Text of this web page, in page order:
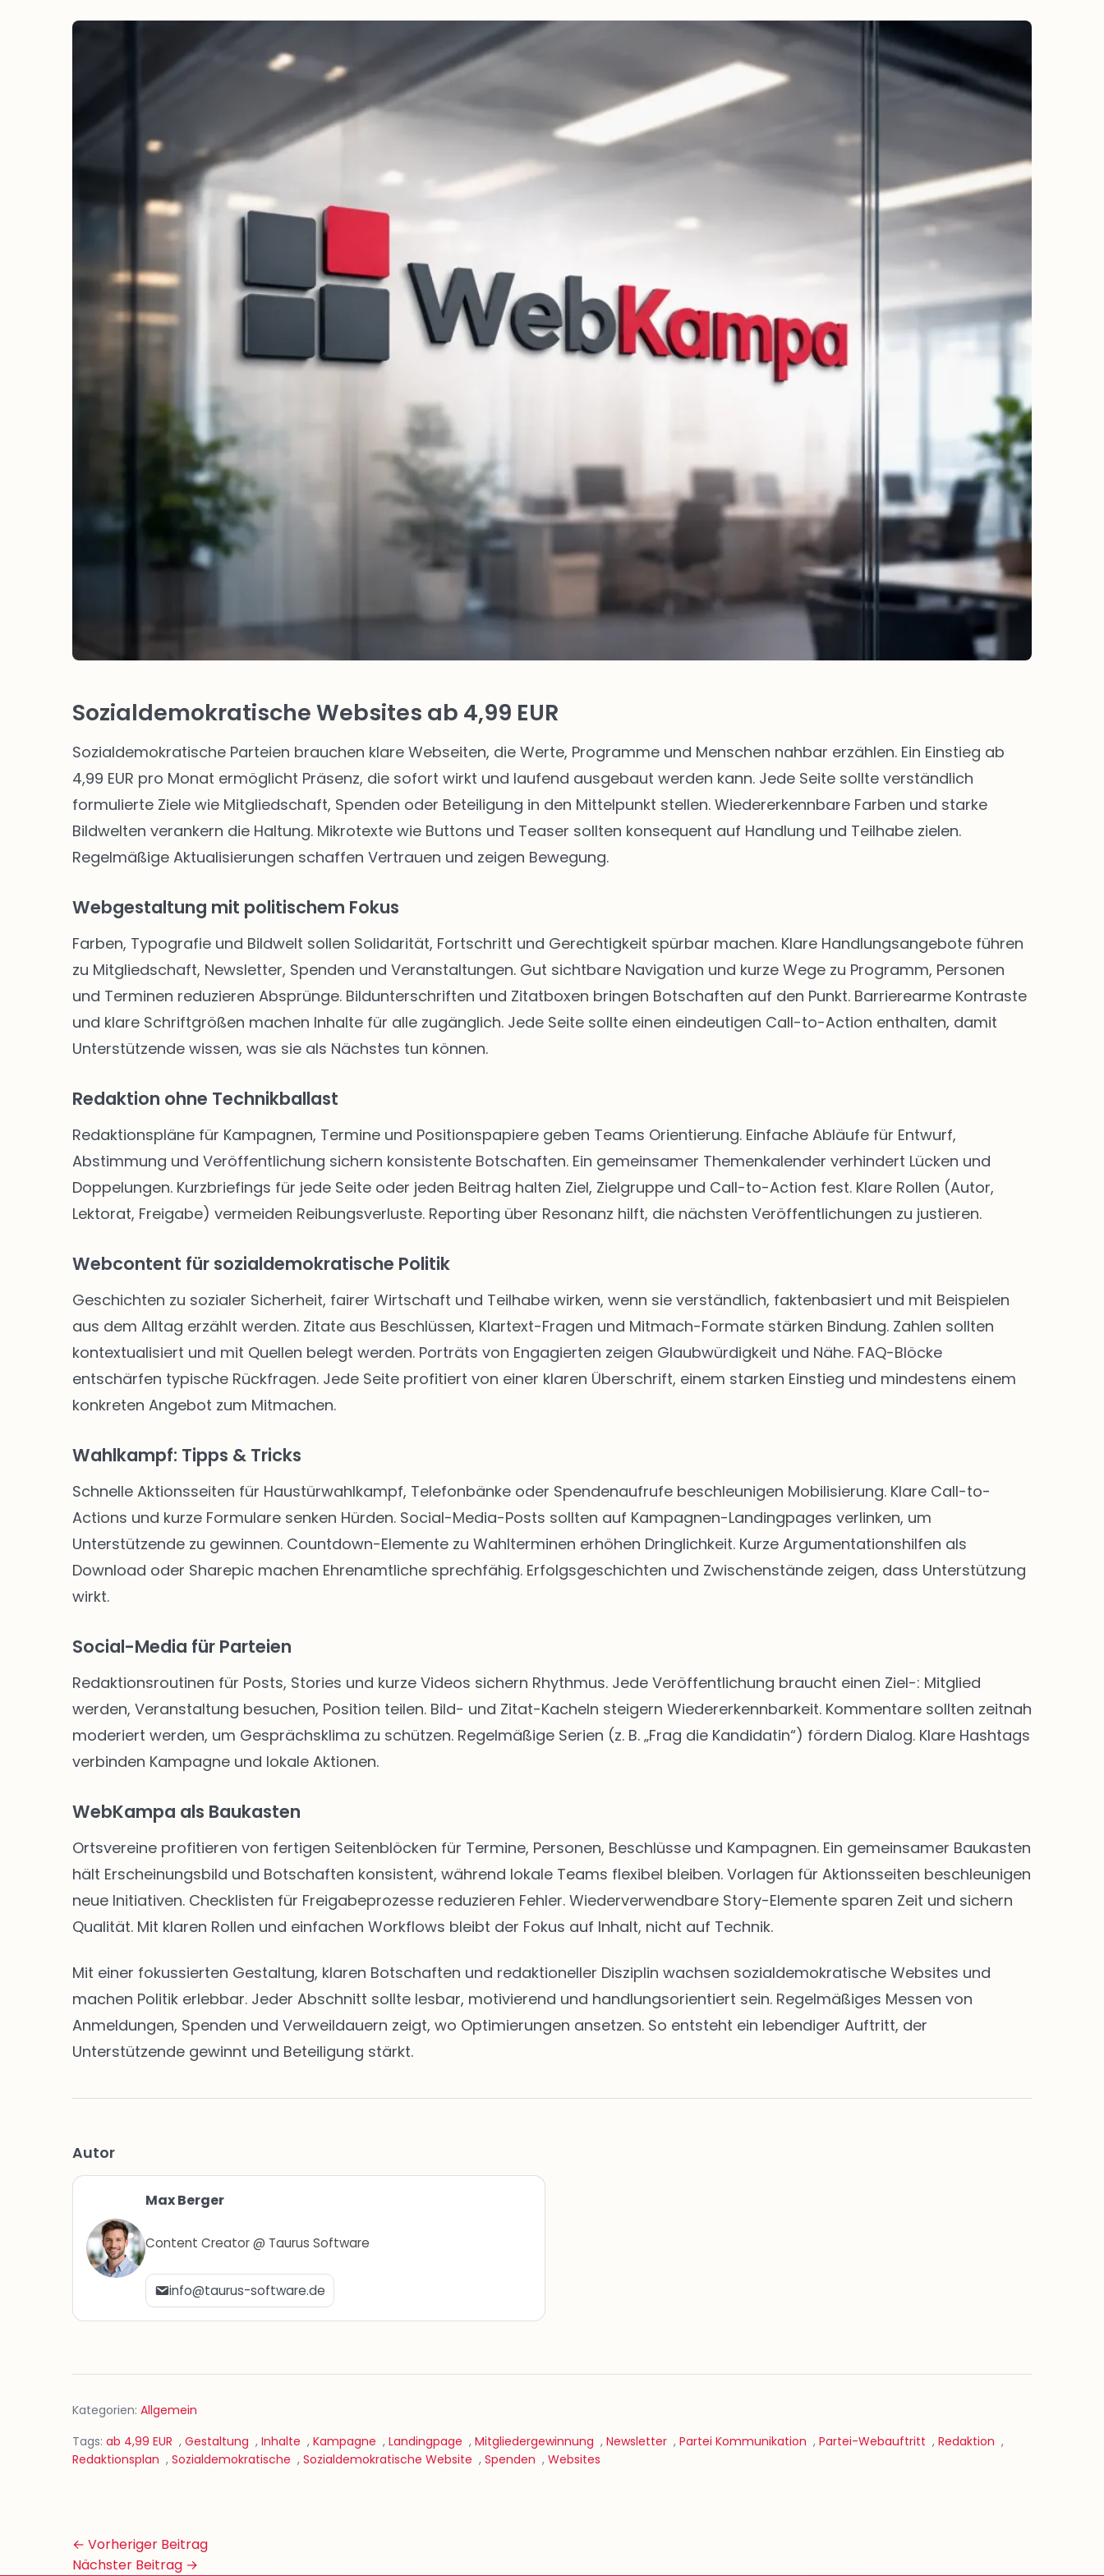
Wahlkampf auf Facebook
Reichweite & Community über
alle Altersgruppen
Sozialdemokratische Websites ab 4,99 EUR
Sozialdemokratische Parteien brauchen klare Webseiten, die Werte, Programme und Menschen nahbar erzählen. Ein Einstieg ab
4,99 EUR pro Monat ermöglicht Präsenz, die sofort wirkt und laufend ausgebaut werden kann. Jede Seite sollte verständlich
formulierte Ziele wie Mitgliedschaft, Spenden oder Beteiligung in den Mittelpunkt stellen. Wiedererkennbare Farben und starke
Bildwelten verankern die Haltung. Mikrotexte wie Buttons und Teaser sollten konsequent auf Handlung und Teilhabe zielen.
Regelmäßige Aktualisierungen schaffen Vertrauen und zeigen Bewegung.
Webgestaltung mit politischem Fokus
Farben, Typografie und Bildwelt sollen Solidarität, Fortschritt und Gerechtigkeit spürbar machen. Klare Handlungsangebote führen
zu Mitgliedschaft, Newsletter, Spenden und Veranstaltungen. Gut sichtbare Navigation und kurze Wege zu Programm, Personen
und Terminen reduzieren Absprünge. Bildunterschriften und Zitatboxen bringen Botschaften auf den Punkt. Barrierearme Kontraste
und klare Schriftgrößen machen Inhalte für alle zugänglich. Jede Seite sollte einen eindeutigen Call-to-Action enthalten, damit
Unterstützende wissen, was sie als Nächstes tun können.
Redaktion ohne Technikballast
Redaktionspläne für Kampagnen, Termine und Positionspapiere geben Teams Orientierung. Einfache Abläufe für Entwurf,
Abstimmung und Veröffentlichung sichern konsistente Botschaften. Ein gemeinsamer Themenkalender verhindert Lücken und
Doppelungen. Kurzbriefings für jede Seite oder jeden Beitrag halten Ziel, Zielgruppe und Call-to-Action fest. Klare Rollen (Autor,
Lektorat, Freigabe) vermeiden Reibungsverluste. Reporting über Resonanz hilft, die nächsten Veröffentlichungen zu justieren.
Webcontent für sozialdemokratische Politik
Geschichten zu sozialer Sicherheit, fairer Wirtschaft und Teilhabe wirken, wenn sie verständlich, faktenbasiert und mit Beispielen
aus dem Alltag erzählt werden. Zitate aus Beschlüssen, Klartext-Fragen und Mitmach-Formate stärken Bindung. Zahlen sollten
kontextualisiert und mit Quellen belegt werden. Porträts von Engagierten zeigen Glaubwürdigkeit und Nähe. FAQ-Blöcke
entschärfen typische Rückfragen. Jede Seite profitiert von einer klaren Überschrift, einem starken Einstieg und mindestens einem
konkreten Angebot zum Mitmachen.
Wahlkampf: Tipps & Tricks
Schnelle Aktionsseiten für Haustürwahlkampf, Telefonbänke oder Spendenaufrufe beschleunigen Mobilisierung. Klare Call-to-
Actions und kurze Formulare senken Hürden. Social-Media-Posts sollten auf Kampagnen-Landingpages verlinken, um
Unterstützende zu gewinnen. Countdown-Elemente zu Wahlterminen erhöhen Dringlichkeit. Kurze Argumentationshilfen als
Download oder Sharepic machen Ehrenamtliche sprechfähig. Erfolgsgeschichten und Zwischenstände zeigen, dass Unterstützung
wirkt.
Social-Media für Parteien
Redaktionsroutinen für Posts, Stories und kurze Videos sichern Rhythmus. Jede Veröffentlichung braucht einen Ziel-: Mitglied
werden, Veranstaltung besuchen, Position teilen. Bild- und Zitat-Kacheln steigern Wiedererkennbarkeit. Kommentare sollten zeitnah
moderiert werden, um Gesprächsklima zu schützen. Regelmäßige Serien (z. B. „Frag die Kandidatin“) fördern Dialog. Klare Hashtags
verbinden Kampagne und lokale Aktionen.
WebKampa als Baukasten
Ortsvereine profitieren von fertigen Seitenblöcken für Termine, Personen, Beschlüsse und Kampagnen. Ein gemeinsamer Baukasten
hält Erscheinungsbild und Botschaften konsistent, während lokale Teams flexibel bleiben. Vorlagen für Aktionsseiten beschleunigen
neue Initiativen. Checklisten für Freigabeprozesse reduzieren Fehler. Wiederverwendbare Story-Elemente sparen Zeit und sichern
Qualität. Mit klaren Rollen und einfachen Workflows bleibt der Fokus auf Inhalt, nicht auf Technik.
Mit einer fokussierten Gestaltung, klaren Botschaften und redaktioneller Disziplin wachsen sozialdemokratische Websites und
machen Politik erlebbar. Jeder Abschnitt sollte lesbar, motivierend und handlungsorientiert sein. Regelmäßiges Messen von
Anmeldungen, Spenden und Verweildauern zeigt, wo Optimierungen ansetzen. So entsteht ein lebendiger Auftritt, der
Unterstützende gewinnt und Beteiligung stärkt.
Autor
Max Berger
Content Creator @ Taurus Software
info@taurus-software.de
Kategorien: Allgemein
Tags: ab 4,99 EUR , Gestaltung , Inhalte , Kampagne , Landingpage , Mitgliedergewinnung , Newsletter , Partei Kommunikation , Partei-Webauftritt , Redaktion ,
Redaktionsplan , Sozialdemokratische , Sozialdemokratische Website , Spenden , Websites
Beitrags-
Navigation
← Vorheriger Beitrag
Nächster Beitrag →